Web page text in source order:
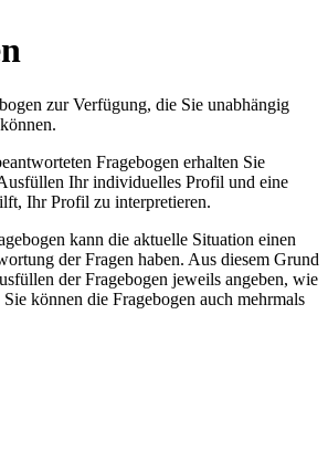
zur Verfügung, die Sie unabhängig
Fragebogen erhalten Sie
Ihr individuelles Profil und eine
Ihr Profil zu interpretieren.
kann die aktuelle Situation einen
der Fragen haben. Aus diesem Grund
der Fragebogen jeweils angeben, wie
können die Fragebogen auch mehrmals